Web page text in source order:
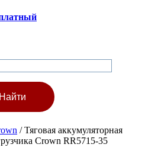
/Тяговая аккумуляторная
Crown RR5715-35